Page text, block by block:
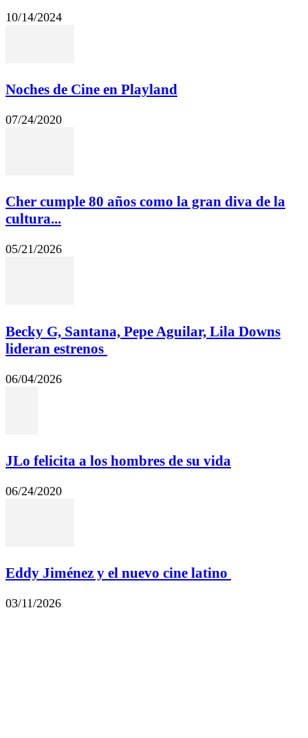
10/14/2024
Noches de Cine en Playland
07/24/2020
Cher cumple 80 años como la gran diva de la
cultura...
05/21/2026
Becky G, Santana, Pepe Aguilar, Lila Downs
lideran estrenos
06/04/2026
JLo felicita a los hombres de su vida
06/24/2020
Eddy Jiménez y el nuevo cine latino
03/11/2026